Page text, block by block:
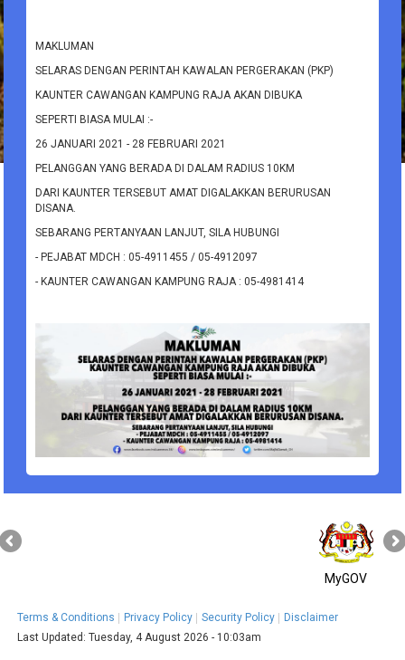
MAKLUMAN
SELARAS DENGAN PERINTAH KAWALAN PERGERAKAN (PKP)
KAUNTER CAWANGAN KAMPUNG RAJA AKAN DIBUKA
SEPERTI BIASA MULAI :-
26 JANUARI 2021 - 28 FEBRUARI 2021
PELANGGAN YANG BERADA DI DALAM RADIUS 10KM
DARI KAUNTER TERSEBUT AMAT DIGALAKKAN BERURUSAN
DISANA.
SEBARANG PERTANYAAN LANJUT, SILA HUBUNGI
- PEJABAT MDCH : 05-4911455 / 05-4912097
- KAUNTER CAWANGAN KAMPUNG RAJA : 05-4981414
MyGOV
Terms & Conditions Privacy Policy Security Policy
Disclaimer
Last Updated:Tuesday, 4 August 2026 - 10:03am